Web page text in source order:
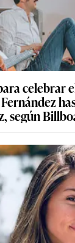
celebrar
según